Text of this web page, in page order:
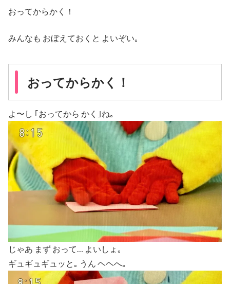
おってからかく！
みんなも おぼえておくと よいぞい｡
おってからかく！
よ〜し ｢おってから かく｣ね｡
じゃあ まず おって… よいしょ｡
ギュギュギュッと｡ うん ヘヘへ｡